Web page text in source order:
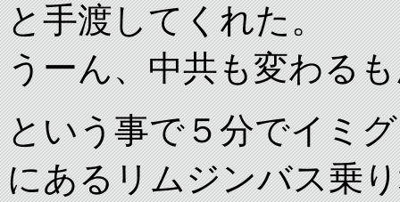
と手渡してくれた。
うーん、中共も変わる
という事で５分でイミ
にあるリムジンバス乗